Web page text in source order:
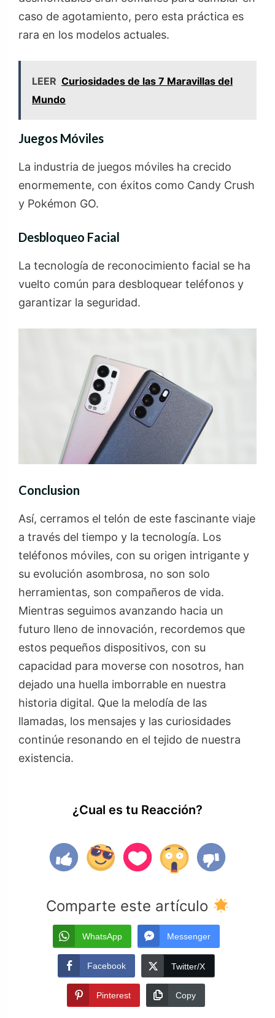
caso de agotamiento, pero esta práctica es
rara en los modelos actuales.
LEER Curiosidades de las 7 Maravillas del
Mundo
Juegos Móviles
La industria de juegos móviles ha crecido
enormemente, con éxitos como Candy Crush
y Pokémon GO.
Desbloqueo Facial
La tecnología de reconocimiento facial se ha
vuelto común para desbloquear teléfonos y
garantizar la seguridad.
Conclusion
Así, cerramos el telón de este fascinante viaje
a través del tiempo y la tecnología. Los
teléfonos móviles, con su origen intrigante y
su evolución asombrosa, no son solo
herramientas, son compañeros de vida.
Mientras seguimos avanzando hacia un
futuro lleno de innovación, recordemos que
estos pequeños dispositivos, con su
capacidad para moverse con nosotros, han
dejado una huella imborrable en nuestra
historia digital. Que la melodía de las
llamadas, los mensajes y las curiosidades
continúe resonando en el tejido de nuestra
existencia.
¿Cual es tu Reacción?
Comparte este artículo
WhatsApp Messenger
Facebook Twitter/X
Pinterest Copy